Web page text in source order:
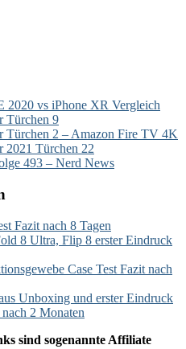
2020 vs iPhone XR Vergleich
Türchen 9
Türchen 2 – Amazon Fire TV 4K
2021 Türchen 22
493 – Nerd News
Fazit nach 8 Tagen
8 Ultra, Flip 8 erster Eindruck
Case Test Fazit nach
Unboxing und erster Eindruck
2 Monaten
sind sogenannte Affiliate